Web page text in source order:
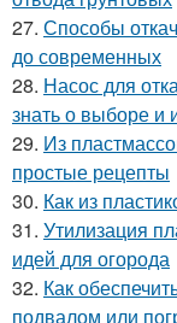
27. Способы
до современных
28. Насос для
знать о выборе и
29. Из
простые рецепты
30. Как из
31. Утилизация
идей для огорода
32. Как
подвалом или